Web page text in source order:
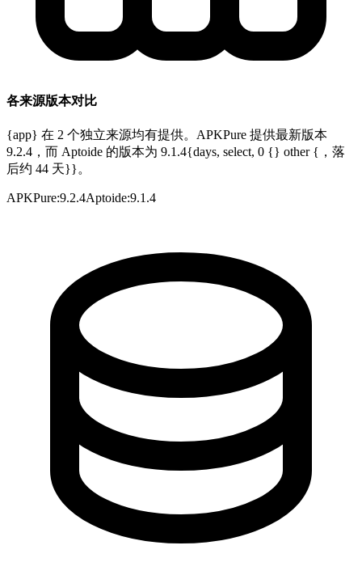
各来源版本对比
{app} 在 2 个独立来源均有提供。APKPure 提供最新版本
9.2.4，而 Aptoide 的版本为 9.1.4{days, select, 0 {} other {，落
后约 44 天}}。
APKPure:9.2.4Aptoide:9.1.4